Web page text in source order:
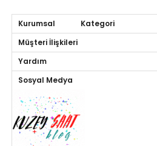
Kurumsal Kategori
Müşteri İlişkileri
Yardım
Sosyal Medya